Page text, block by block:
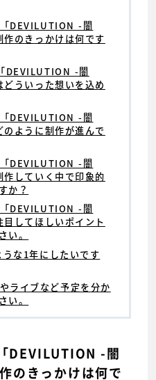
DEVILUTION -闇
のきっかけは何です
DEVILUTION -闇
ういった想いを込め
DEVILUTION -闇
ように制作が進んで
DEVILUTION -闇
していく中で印象的
か？
DEVILUTION -闇
してほしいポイント
い。
な1年にしたいです
ライブなど予定を分か
い。
DEVILUTION -闇
のきっかけは何で